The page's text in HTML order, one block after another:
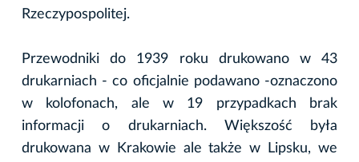
Rzeczypospolitej.
Przewodniki do 1939 roku drukowano w 43
drukarniach - co oficjalnie podawano -oznaczono
w kolofonach, ale w 19 przypadkach brak
informacji o drukarniach. Większość była
drukowana w Krakowie ale także w Lipsku, we